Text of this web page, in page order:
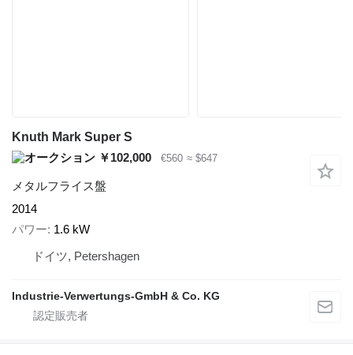
Knuth Mark Super S
￥102,000
€560 ≈ $647
メタルフライス盤
2014
パワー 1.6 kW
ドイツ, Petershagen
Industrie-Verwertungs-GmbH & Co. KG